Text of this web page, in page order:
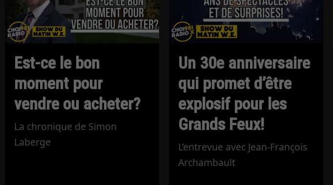
Est-ce le bon
moment pour
vendre ou acheter?
La chronique de Simon
Laberge
Un 30e anniversaire
qui promet d’être
explosif pour les
Grands Feux!
L’entrevue avec Jean-François
Archambault